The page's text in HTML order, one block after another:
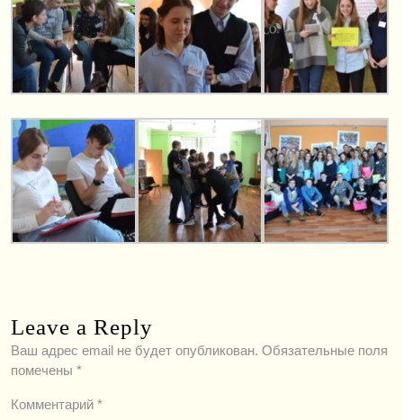
Leave a Reply
Ваш адрес email не будет опубликован. Обязательные поля
помечены *
Комментарий *